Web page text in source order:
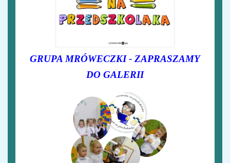
GRUPA MRÓWECZKI - ZAPRASZAMY
DO GALERII